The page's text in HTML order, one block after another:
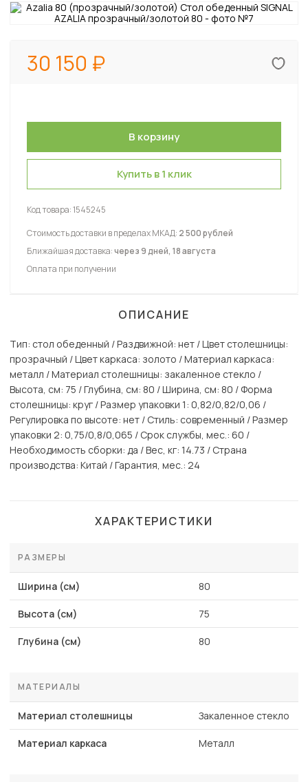
30 150
Купить в 1 клик
Код товара:1545245
Стоимость доставки в пределах МКАД: 2 500 рублей
Ближайшая доставка:через 9 дней, 18 августа
Оплата при получении
ОПИСАНИЕ
Тип: стол обеденный / Раздвижной: нет / Цвет столешницы:
прозрачный / Цвет каркаса: золото / Материал каркаса:
металл / Материал столешницы: закаленное стекло /
Высота, см: 75 / Глубина, см: 80 / Ширина, см: 80 / Форма
столешницы: круг / Размер упаковки 1: 0,82/0,82/0,06 /
Регулировка по высоте: нет / Стиль: современный / Размер
упаковки 2: 0,75/0,8/0,065 / Срок службы, мес.: 60 /
Необходимость сборки: да / Вес, кг: 14.73 / Страна
производства: Китай / Гарантия, мес.: 24
ХАРАКТЕРИСТИКИ
РАЗМЕРЫ
Ширина (см) 80
Высота (см) 75
Глубина (см) 80
МАТЕРИАЛЫ
Материал столешницы Закаленное стекло
Материал каркаса Металл